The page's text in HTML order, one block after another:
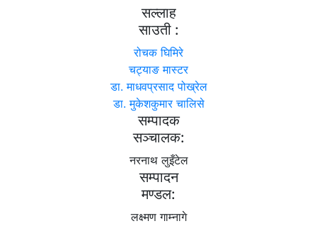
सल्लाह
साउती :
रोचक घिमिरे
चट्याङ मास्टर
डा. माधवप्रसाद पोख्रेल
डा. मुकेशकुमार चालिसे
सम्पादक
सञ्चालक:
नरनाथ लुइँटेल
सम्पादन
मण्डल:
लक्ष्मण गाम्नागे